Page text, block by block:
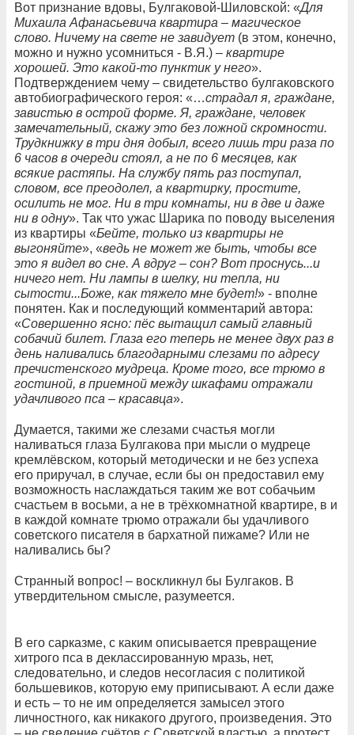
Вот признание вдовы, Булгаковой-Шиловской: «Для
Михаила Афанасьевича квартира – магическое
слово. Ничему на свете не завидует (в этом, конечно,
можно и нужно усомниться - В.Я.) – квартире
хорошей. Это какой-то пунктик у него».
Подтверждением чему – свидетельство булгаковского
автобиографического героя: «…страдал я, граждане,
завистью в острой форме. Я, граждане, человек
замечательный, скажу это без ложной скромности.
Трудкнижку в три дня добыл, всего лишь три раза по
6 часов в очереди стоял, а не по 6 месяцев, как
всякие растяпы. На службу пять раз поступал,
словом, все преодолел, а квартирку, простите,
осилить не мог. Ни в три комнаты, ни в две и даже
ни в одну». Так что ужас Шарика по поводу выселения
из квартиры «Бейте, только из квартиры не
выгоняйте», «ведь не может же быть, чтобы все
это я видел во сне. А вдруг – сон? Вот проснусь...и
ничего нет. Ни лампы в шелку, ни тепла, ни
сытости...Боже, как тяжело мне будет!» - вполне
понятен. Как и последующий комментарий автора:
«Совершенно ясно: пёс вытащил самый главный
собачий билет. Глаза его теперь не менее двух раз в
день наливались благодарными слезами по адресу
пречистенского мудреца. Кроме того, все трюмо в
гостиной, в приемной между шкафами отражали
удачливого пса – красавца».
Думается, такими же слезами счастья могли
наливаться глаза Булгакова при мысли о мудреце
кремлёвском, который методически и не без успеха
его приручал, в случае, если бы он предоставил ему
возможность наслаждаться таким же вот собачьим
счастьем в восьми, а не в трёхкомнатной квартире, в и
в каждой комнате трюмо отражали бы удачливого
советского писателя в бархатной пижаме? Или не
наливались бы?
Странный вопрос! – воскликнул бы Булгаков. В
утвердительном смысле, разумеется.
В его сарказме, с каким описывается превращение
хитрого пса в деклассированную мразь, нет,
следовательно, и следов несогласия с политикой
большевиков, которую ему приписывают. А если даже
и есть – то не им определяется замысел этого
личностного, как никакого другого, произведения. Это